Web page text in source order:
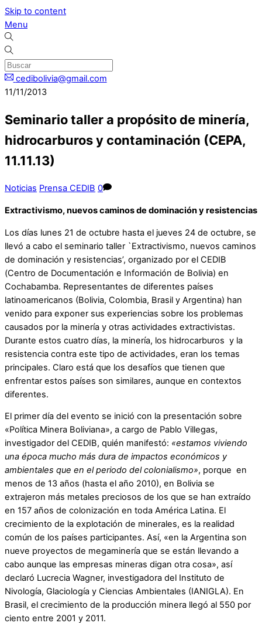
Skip to content
Menu
cedibolivia@gmail.com
11/11/2013
Seminario taller a propósito de minería,
hidrocarburos y contaminación (CEPA,
11.11.13)
Noticias Prensa CEDIB 0
Extractivismo, nuevos caminos de dominación y resistencias
Los días lunes 21 de octubre hasta el jueves 24 de octubre, se
llevó a cabo el seminario taller `Extractivismo, nuevos caminos
de dominación y resistencias’, organizado por el CEDIB
(Centro de Documentación e Información de Bolivia) en
Cochabamba. Representantes de diferentes países
latinoamericanos (Bolivia, Colombia, Brasil y Argentina) han
venido para exponer sus experiencias sobre los problemas
causados por la minería y otras actividades extractivistas.
Durante estos cuatro días, la minería, los hidrocarburos y la
resistencia contra este tipo de actividades, eran los temas
principales. Claro está que los desafíos que tienen que
enfrentar estos países son similares, aunque en contextos
diferentes.
El primer día del evento se inició con la presentación sobre
«Política Minera Boliviana», a cargo de Pablo Villegas,
investigador del CEDIB, quién manifestó: «estamos viviendo
una época mucho más dura de impactos económicos y
ambientales que en el periodo del colonialismo», porque en
menos de 13 años (hasta el año 2010), en Bolivia se
extrajeron más metales preciosos de los que se han extraído
en 157 años de colonización en toda América Latina. El
crecimiento de la explotación de minerales, es la realidad
común de los países participantes. Así, «en la Argentina son
nueve proyectos de megaminería que se están llevando a
cabo aunque las empresas mineras digan otra cosa», así
declaró Lucrecia Wagner, investigadora del Instituto de
Nivología, Glaciología y Ciencias Ambientales (IANIGLA). En
Brasil, el crecimiento de la producción minera llegó al 550 por
ciento entre 2001 y 2011.